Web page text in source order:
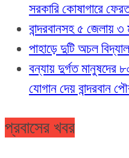
সরকারি কোষাগারে
বান্দরবানসহ ৫ জেলায়
পাহাড়ে দুটি অচল
বন্যায় দুর্গত মানুষদের
যোগান দেয় বান্দরবান
প্রবাসের খবর